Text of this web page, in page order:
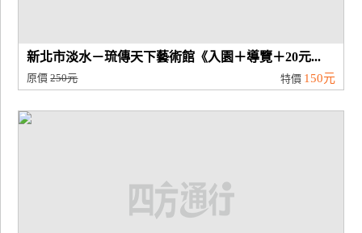
品
宣
傳
新北市淡水－琉傳天下藝術館《入園＋導覽＋20元...
原價250元 特價 150元